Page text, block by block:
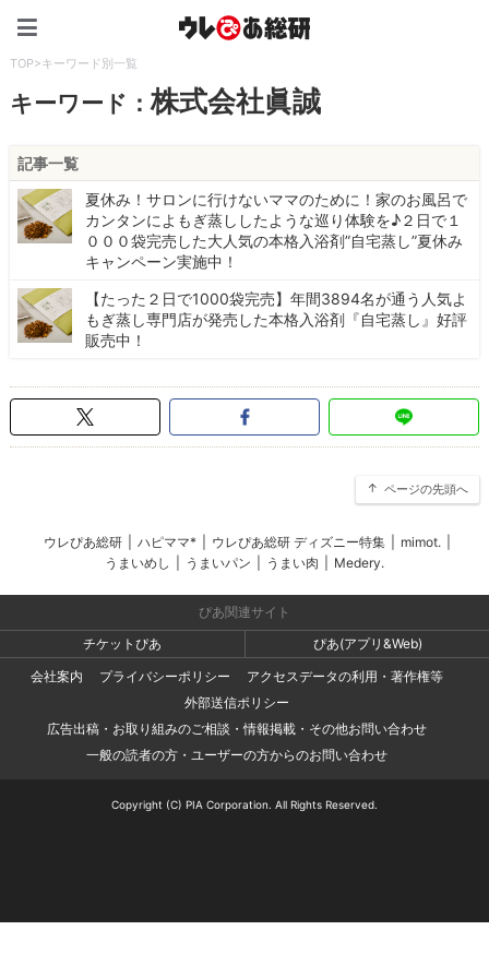
TOP>キーワード別一覧
キーワード：株式会社眞誠
記事一覧
夏休み！サロンに行けないママのために！家のお風呂で
カンタンによもぎ蒸ししたような巡り体験を♪２日で１
０００袋完売した大人気の本格入浴剤”自宅蒸し”夏休み
キャンペーン実施中！
【たった２日で1000袋完売】年間3894名が通う人気よ
もぎ蒸し専門店が発売した本格入浴剤『自宅蒸し』好評
販売中！
ページの先頭へ
ウレぴあ総研 ハピママ* ウレぴあ総研 ディズニー特集 mimot.
うまいめし
うまいパン うまい肉 Medery.
ぴあ関連サイト
チケットぴあ
ぴあ(アプリ&Web)
会社案内
プライバシーポリシー
アクセスデータの利用・著作権等
外部送信ポリシー
広告出稿・お取り組みのご相談・情報掲載・その他お問い合わせ
一般の読者の方・ユーザーの方からのお問い合わせ
Copyright (C) PIA Corporation. All Rights Reserved.